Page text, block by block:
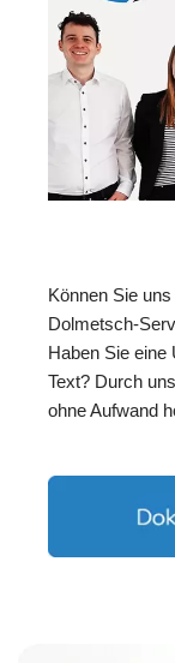
Können Sie
Dolmetsch-
Haben Sie eine
Text? Durch
ohne Aufwand